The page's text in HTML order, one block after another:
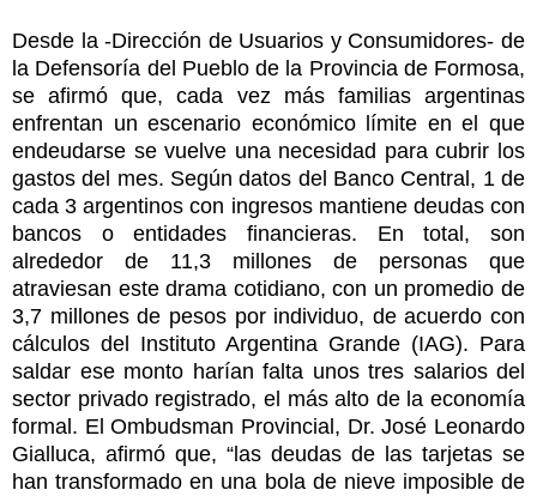
Desde la -Dirección de Usuarios y Consumidores- de
la Defensoría del Pueblo de la Provincia de Formosa,
se afirmó que, cada vez más familias argentinas
enfrentan un escenario económico límite en el que
endeudarse se vuelve una necesidad para cubrir los
gastos del mes. Según datos del Banco Central, 1 de
cada 3 argentinos con ingresos mantiene deudas con
bancos o entidades financieras. En total, son
alrededor de 11,3 millones de personas que
atraviesan este drama cotidiano, con un promedio de
3,7 millones de pesos por individuo, de acuerdo con
cálculos del Instituto Argentina Grande (IAG). Para
saldar ese monto harían falta unos tres salarios del
sector privado registrado, el más alto de la economía
formal. El Ombudsman Provincial, Dr. José Leonardo
Gialluca, afirmó que, “las deudas de las tarjetas se
han transformado en una bola de nieve imposible de